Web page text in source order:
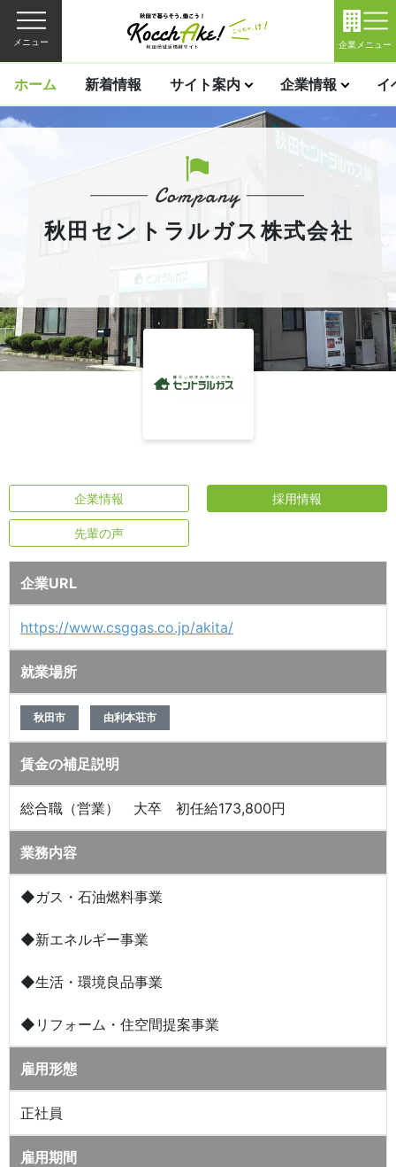
メニュー 企業メニュー
ホーム 新着情報 サイト案内 企業情報 イ
秋田セントラルガス株式会社
企業情報 採用情報
先輩の声
企業URL
https://www.csggas.co.jp/akita/
就業場所
秋田市 由利本荘市
賃金の補足説明
総合職（営業） 大卒 初任給173,800円
業務内容
◆ガス・石油燃料事業
◆新エネルギー事業
◆生活・環境良品事業
◆リフォーム・住空間提案事業
雇用形態
正社員
雇用期間